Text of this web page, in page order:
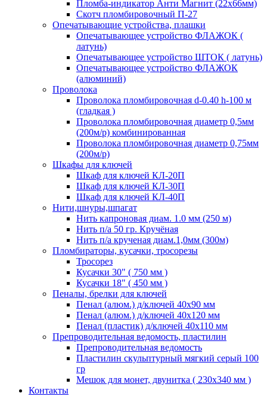
Пломба-индикатор Анти Магнит (22х66мм)
Скотч пломбировочный П-27
Опечатывающие устройства, плашки
Опечатывающее устройство ФЛАЖОК (
латунь)
Опечатывающее устройство ШТОК ( латунь)
Опечатывающее устройство ФЛАЖОК
(алюминий)
Проволока
Проволока пломбировочная d-0.40 h-100 м
(гладкая )
Проволока пломбировочная диаметр 0,5мм
(200м/р) комбинированная
Проволока пломбировочная диаметр 0,75мм
(200м/р)
Шкафы для ключей
Шкаф для ключей КЛ-20П
Шкаф для ключей КЛ-30П
Шкаф для ключей КЛ-40П
Нити,шнуры,шпагат
Нить капроновая диам. 1.0 мм (250 м)
Нить п/а 50 гр. Кручёная
Нить п/а крученая диам.1,0мм (300м)
Пломбираторы, кусачки, тросорезы
Тросорез
Кусачки 30" ( 750 мм )
Кусачки 18" ( 450 мм )
Пеналы, брелки для ключей
Пенал (алюм.) д/ключей 40х90 мм
Пенал (алюм.) д/ключей 40х120 мм
Пенал (пластик) д/ключей 40х110 мм
Препроводительная ведомость, пластилин
Препроводительная ведомость
Пластилин скульптурный мягкий серый 100
гр
Мешок для монет, двунитка ( 230х340 мм )
Контакты